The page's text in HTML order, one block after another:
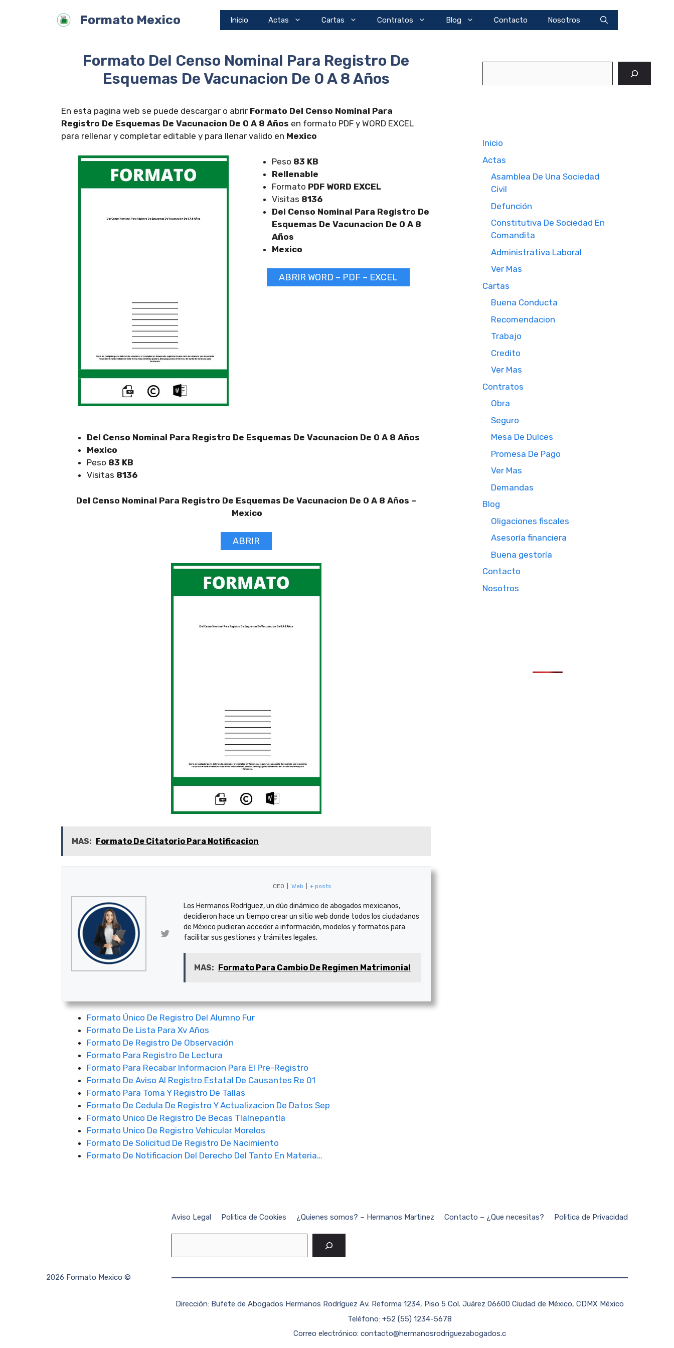
Formato Mexico Inicio Actas Cartas Contratos Blog Contacto Nosotros
Formato Del Censo Nominal Para Registro De
Esquemas De Vacunacion De 0 A 8 Años
En esta pagina web se puede descargar o abrir Formato Del Censo Nominal Para
Registro De Esquemas De Vacunacion De 0 A 8 Años en formato PDF y WORD EXCEL
para rellenar y completar editable y para llenar valido en Mexico
Peso 83 KB
Rellenable
Formato PDF WORD EXCEL
Visitas 8136
Del Censo Nominal Para Registro De
Esquemas De Vacunacion De 0 A 8
Años
Mexico
ABRIR WORD – PDF – EXCEL
Del Censo Nominal Para Registro De Esquemas De Vacunacion De 0 A 8 Años
Mexico
Peso 83 KB
Visitas 8136
Del Censo Nominal Para Registro De Esquemas De Vacunacion De 0 A 8 Años –
Mexico
ABRIR
MAS: Formato De Citatorio Para Notificacion
CEO Web + posts
Los Hermanos Rodríguez, un dúo dinámico de abogados mexicanos,
decidieron hace un tiempo crear un sitio web donde todos los ciudadanos
de México pudieran acceder a información, modelos y formatos para
facilitar sus gestiones y trámites legales.
MAS: Formato Para Cambio De Regimen Matrimonial
Formato Único De Registro Del Alumno Fur
Formato De Lista Para Xv Años
Formato De Registro De Observación
Formato Para Registro De Lectura
Formato Para Recabar Informacion Para El Pre-Registro
Formato De Aviso Al Registro Estatal De Causantes Re 01
Formato Para Toma Y Registro De Tallas
Formato De Cedula De Registro Y Actualizacion De Datos Sep
Formato Unico De Registro De Becas Tlalnepantla
Formato Unico De Registro Vehicular Morelos
Formato De Solicitud De Registro De Nacimiento
Formato De Notificacion Del Derecho Del Tanto En Materia…
Inicio
Actas
Asamblea De Una Sociedad
Civil
Defunción
Constitutiva De Sociedad En
Comandita
Administrativa Laboral
Ver Mas
Cartas
Buena Conducta
Recomendacion
Trabajo
Credito
Ver Mas
Contratos
Obra
Seguro
Mesa De Dulces
Promesa De Pago
Ver Mas
Demandas
Blog
Oligaciones fiscales
Asesoría financiera
Buena gestoría
Contacto
Nosotros
Aviso Legal Politica de Cookies ¿Quienes somos? – Hermanos Martinez Contacto – ¿Que necesitas? Politica de Privacidad
Dirección: Bufete de Abogados Hermanos Rodríguez Av. Reforma 1234, Piso 5 Col. Juárez 06600 Ciudad de México, CDMX México
Teléfono: +52 (55) 1234-5678
Correo electrónico: contacto@hermanosrodriguezabogados.c
2026 Formato Mexico ©